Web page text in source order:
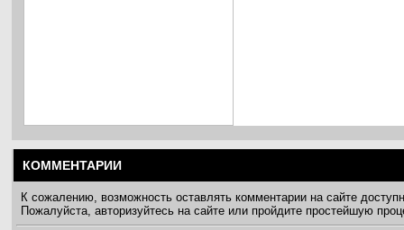
КОММЕНТАРИИ
К сожалению, возможность оставлять комментарии на сайте
Пожалуйста, авторизуйтесь на сайте или пройдите простейшую